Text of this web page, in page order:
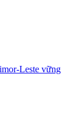
Leste vững